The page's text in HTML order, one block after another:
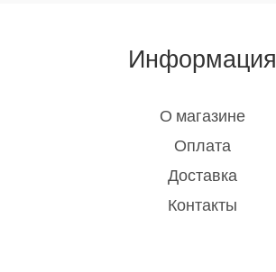
Информация
О магазине
Оплата
Доставка
Контакты